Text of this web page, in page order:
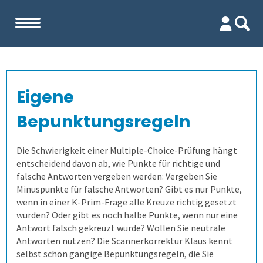
Unternehmen
Team
Firma
Kennenlernen
Referenzen
Evaluation
Wofür ist es gut?
Lehrevaluation
Kursevaluation
Wer erfährt was, und wie?
Auswertungen direkt abrufen
Wie finden wir die Antworten?
Prüfungen
Prüfungsprozess
1. Aufgaben verwalten
Eigene
Bepunktungsregeln
Die Schwierigkeit einer Multiple-Choice-Prüfung hängt
entscheidend davon ab, wie Punkte für richtige und
falsche Antworten vergeben werden: Vergeben Sie
Minuspunkte für falsche Antworten? Gibt es nur Punkte,
wenn in einer K-Prim-Frage alle Kreuze richtig gesetzt
wurden? Oder gibt es noch halbe Punkte, wenn nur eine
Antwort falsch gekreuzt wurde? Wollen Sie neutrale
Antworten nutzen? Die Scannerkorrektur Klaus kennt
selbst schon gängige Bepunktungsregeln, die Sie